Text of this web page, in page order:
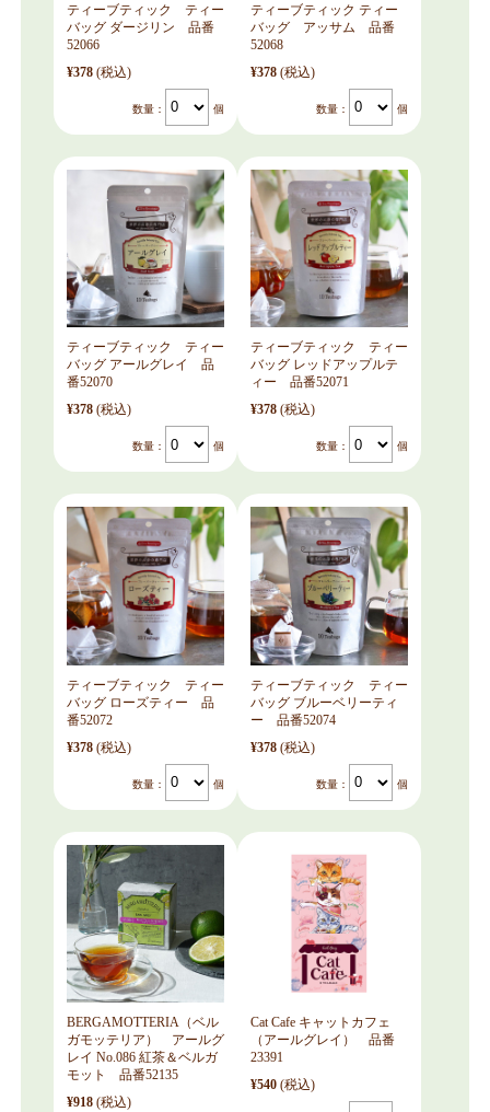
ティーブティック ティー
バッグ ダージリン 品番
52066
¥378 (税込)
数量： 個
ティーブティック ティー
バッグ アッサム 品番
52068
¥378 (税込)
数量： 個
ティーブティック ティー
バッグ アールグレイ 品
番52070
¥378 (税込)
数量： 個
ティーブティック ティー
バッグ レッドアップルテ
ィー 品番52071
¥378 (税込)
数量： 個
ティーブティック ティー
バッグ ローズティー 品
番52072
¥378 (税込)
数量： 個
ティーブティック ティー
バッグ ブルーベリーティ
ー 品番52074
¥378 (税込)
数量： 個
BERGAMOTTERIA（ベル
ガモッテリア） アールグ
レイ No.086 紅茶＆ベルガ
モット 品番52135
¥918 (税込)
Cat Cafe キャットカフェ
（アールグレイ） 品番
23391
¥540 (税込)